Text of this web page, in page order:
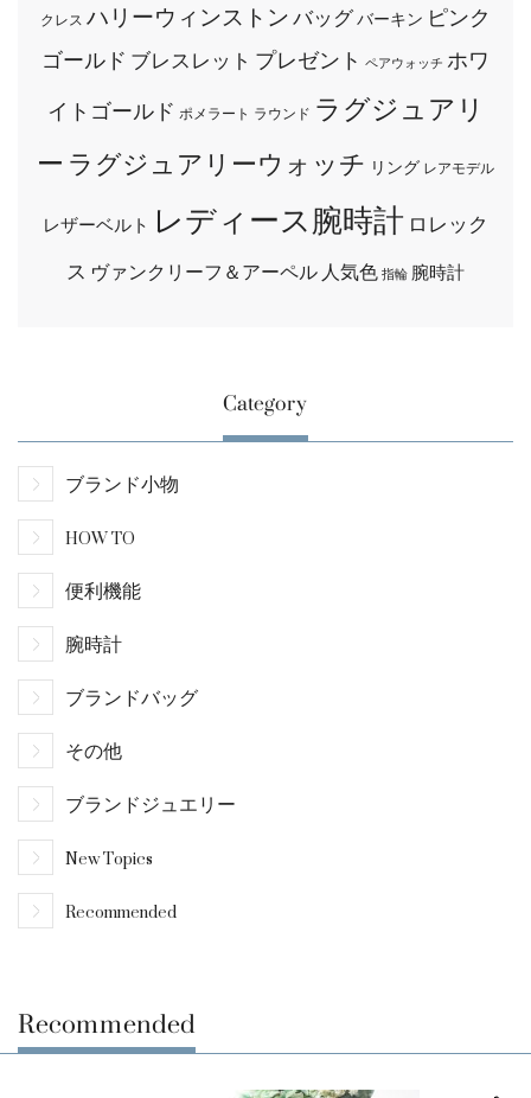
クレス ハリーウィンストン バッグ バーキン ピンク
ゴールド ブレスレット プレゼント ペアウォッチ ホワ
イトゴールド ポメラート ラウンド ラグジュアリ
ー ラグジュアリーウォッチ リング レアモデル
レザーベルト レディース腕時計 ロレック
ス ヴァンクリーフ＆アーペル 人気色 指輪 腕時計
Category
ブランド小物
HOW TO
便利機能
腕時計
ブランドバッグ
その他
ブランドジュエリー
New Topics
Recommended
Recommended